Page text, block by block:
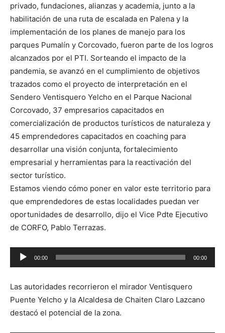
privado, fundaciones, alianzas y academia, junto a la
habilitación de una ruta de escalada en Palena y la
implementación de los planes de manejo para los
parques Pumalín y Corcovado, fueron parte de los logros
alcanzados por el PTI. Sorteando el impacto de la
pandemia, se avanzó en el cumplimiento de objetivos
trazados como el proyecto de interpretación en el
Sendero Ventisquero Yelcho en el Parque Nacional
Corcovado, 37 empresarios capacitados en
comercialización de productos turísticos de naturaleza y
45 emprendedores capacitados en coaching para
desarrollar una visión conjunta, fortalecimiento
empresarial y herramientas para la reactivación del
sector turístico.
Estamos viendo cómo poner en valor este territorio para
que emprendedores de estas localidades puedan ver
oportunidades de desarrollo, dijo el Vice Pdte Ejecutivo
de CORFO, Pablo Terrazas.
Reproductor
audio
00:00 00:00
Las autoridades recorrieron el mirador Ventisquero
Puente Yelcho y la Alcaldesa de Chaiten Claro Lazcano
destacó el potencial de la zona.